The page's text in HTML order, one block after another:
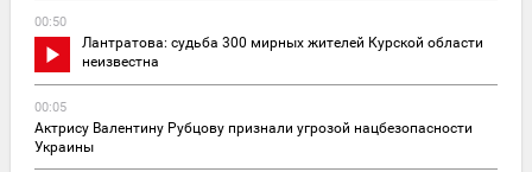
00:50
Лантратова: судьба 300 мирных жителей Курской области
неизвестна
00:05
Актрису Валентину Рубцову признали угрозой нацбезопасности
Украины